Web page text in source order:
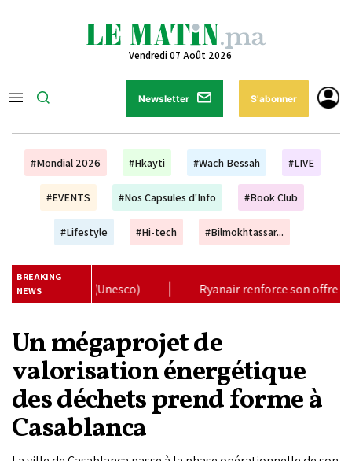
Vendredi 07 Août 2026
Newsletter S'abonner
#Mondial 2026 #Hkayti #Wach Bessah #LIVE
#EVENTS #Nos Capsules d'Info #Book Club
#Lifestyle #Hi-tech #Bilmokhtassar...
BREAKING
NEWS
| Ryanair renforce son offre au Maroc avec 17 nouvelles
Un mégaprojet de
valorisation énergétique
des déchets prend forme à
Casablanca